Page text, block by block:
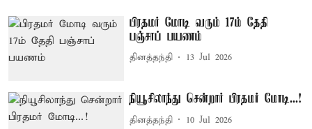
பிரதமர் மோடி வரும் 17ம் தேதி
பஞ்சாப் பயணம்
தினத்தந்தி 13 Jul 2026
நியூசிலாந்து சென்றார் பிரதமர் மோடி...!
தினத்தந்தி 10 Jul 2026